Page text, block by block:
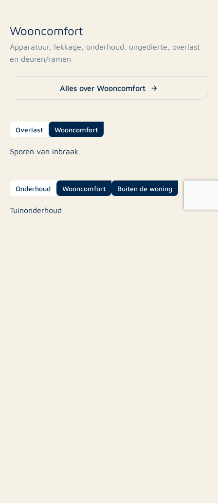
Wooncomfort
Apparatuur, lekkage, onderhoud, ongedierte, overlast
en deuren/ramen
Alles over Wooncomfort
Overlast Wooncomfort
Sporen van inbraak
Onderhoud Wooncomfort Buiten de woning
Tuinonderhoud